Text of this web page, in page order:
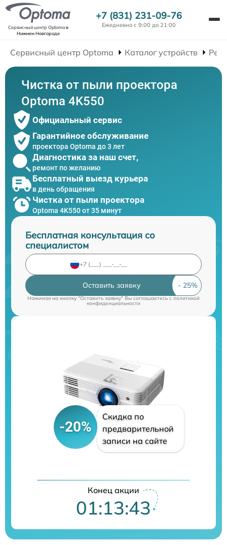
Сервисный центр Optomaв
Нижнем Новгороде
+7 (831) 231-09-76
Ежедневно с 9:00 до 21:00
Сервисный центр Optoma Каталог устройств
Чистка от пыли проектора
Optoma 4K550
Официальный сервис
Гарантийное обслуживание
проектора Optoma до 3 лет
Диагностика за наш счет,
ремонт по желанию
Бесплатный выезд курьера
в день обращения
Чистка от пыли проектора
Optoma 4K550 от 35 минут
Бесплатная консультация со
специалистом
Оставить заявку
Нажимая на кнопку "Оставить заявку" Вы соглашаетесь cполитикой
конфиденциальности
-20%
Скидка по
предварительной
записи на сайте
Конец акции
01:13:42